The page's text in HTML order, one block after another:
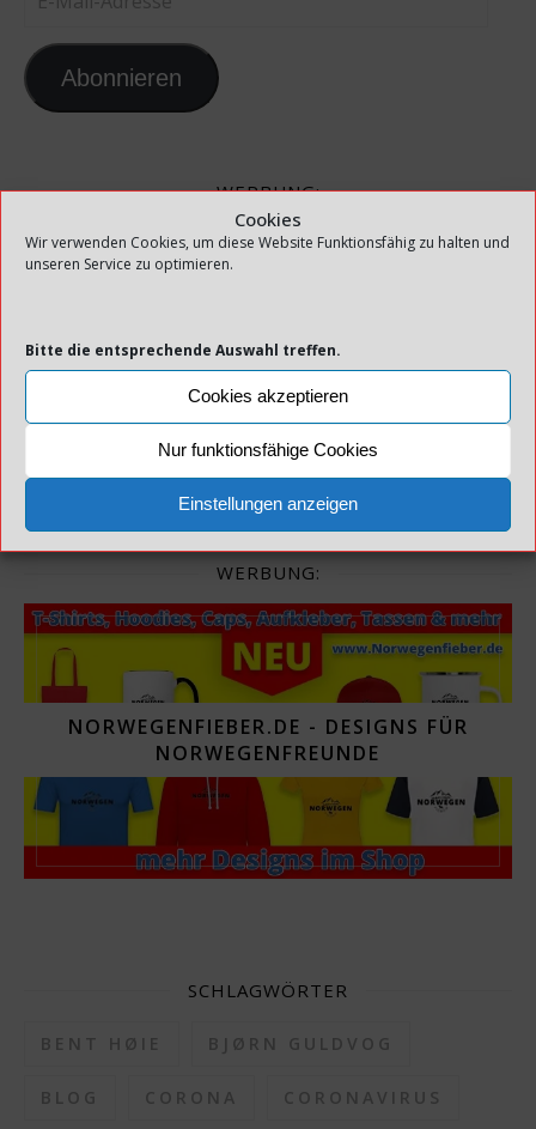
Cookies
Wir verwenden Cookies, um diese Website Funktionsfähig zu halten und
unseren Service zu optimieren.
Bitte die entsprechende Auswahl treffen.
Cookies akzeptieren
Nur funktionsfähige Cookies
Einstellungen anzeigen
Abonnieren
WERBUNG:
ANGELREISEN BORCHERT - ANGELN IN
NORWEGEN
WERBUNG:
NORWEGENFIEBER.DE - DESIGNS FÜR
NORWEGENFREUNDE
SCHLAGWÖRTER
BENT HØIE BJØRN GULDVOG
BLOG CORONA CORONAVIRUS